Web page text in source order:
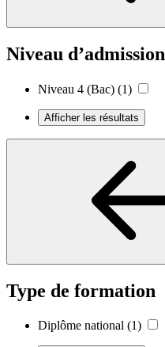
Niveau d’admission
Niveau 4 (Bac) (1)
Afficher les résultats
Type de formation
Diplôme national (1)